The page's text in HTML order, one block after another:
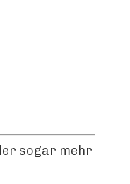
sogar mehr